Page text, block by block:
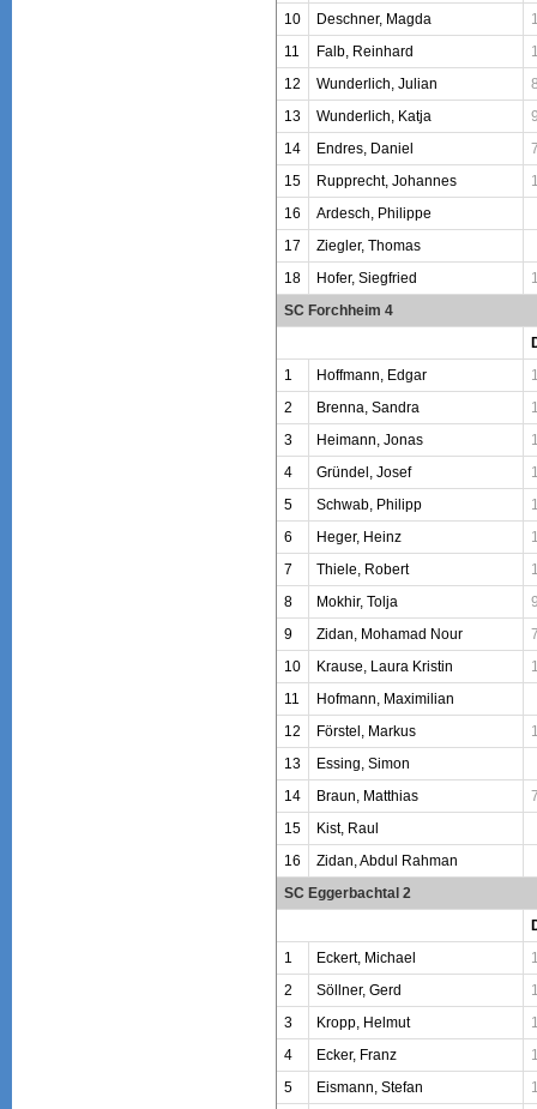
10
Deschner, Magda
11
Falb, Reinhard
12
Wunderlich, Julian
13
Wunderlich, Katja
14
Endres, Daniel
15
Rupprecht, Johannes
16
Ardesch, Philippe
17
Ziegler, Thomas
18
Hofer, Siegfried
SC Forchheim 4
1
Hoffmann, Edgar
2
Brenna, Sandra
3
Heimann, Jonas
4
Gründel, Josef
5
Schwab, Philipp
6
Heger, Heinz
7
Thiele, Robert
8
Mokhir, Tolja
9
Zidan, Mohamad Nour
10
Krause, Laura Kristin
11
Hofmann, Maximilian
12
Förstel, Markus
13
Essing, Simon
14
Braun, Matthias
15
Kist, Raul
16
Zidan, Abdul Rahman
SC Eggerbachtal 2
1
Eckert, Michael
2
Söllner, Gerd
3
Kropp, Helmut
4
Ecker, Franz
5
Eismann, Stefan